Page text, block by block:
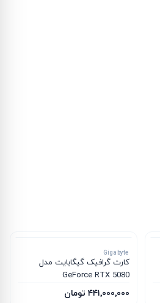
Gigabyte
کارت گرافیک گیگابایت مدل
GeForce RTX 5080
WINDFORCE OC SFF 16G
۴۴۱٬۰۰۰٬۰۰۰ تومان